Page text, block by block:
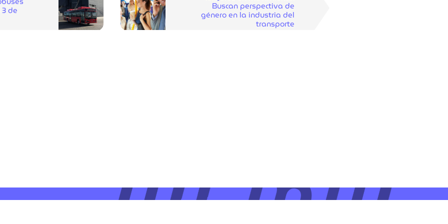
de Buscan perspectiva de
género en la industria del
transporte